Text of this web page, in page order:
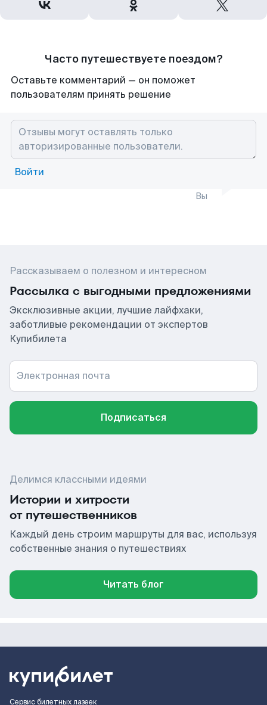
Часто путешествуете поездом?
Оставьте комментарий — он поможет
пользователям принять решение
Войти
Вы
Рассказываем о полезном и интересном
Рассылка с выгодными предложениями
Эксклюзивные акции, лучшие лайфхаки,
заботливые рекомендации от экспертов
Купибилета
Электронная почта
Подписаться
Делимся классными идеями
Истории и хитрости
от путешественников
Каждый день строим маршруты для вас, используя
собственные знания о путешествиях
Читать блог
Сервис билетных лазеек